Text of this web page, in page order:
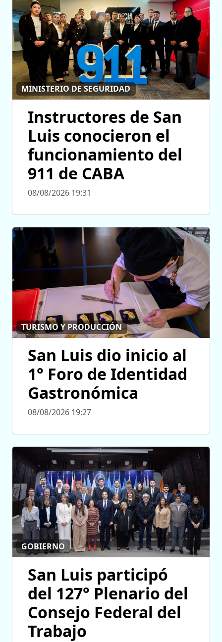
MINISTERIO DE SEGURIDAD
Instructores de San
Luis conocieron el
funcionamiento del
911 de CABA
08/08/2026 19:31
TURISMO Y PRODUCCIÓN
San Luis dio inicio al
1° Foro de Identidad
Gastronómica
08/08/2026 19:27
GOBIERNO
San Luis participó
del 127° Plenario del
Consejo Federal del
Trabajo